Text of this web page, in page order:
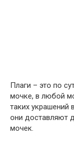
Плаги – это по
мочке, в любой
таких украшений
они доставляют
мочек.